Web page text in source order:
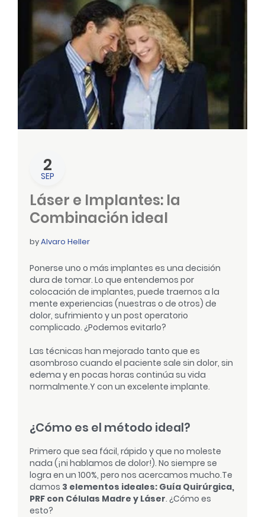
2
SEP
Láser e Implantes: la
Combinación ideal
byAlvaro Heller
Ponerse uno o más implantes es una decisión
dura de tomar. Lo que entendemos por
colocación de implantes, puede traernos a la
mente experiencias (nuestras o de otros) de
dolor, sufrimiento y un post operatorio
complicado. ¿Podemos evitarlo?
Las técnicas han mejorado tanto que es
asombroso cuando el paciente sale sin dolor, sin
edema y en pocas horas continúa su vida
normalmente.Y con un excelente implante.
¿Cómo es el método ideal?
Primero que sea fácil, rápido y que no moleste
nada (¡ni hablamos de dolor!). No siempre se
logra en un 100%, pero nos acercamos mucho.Te
damos 3 elementos ideales: Guía Quirúrgica,
PRF con Células Madre y Láser. ¿Cómo es
esto?